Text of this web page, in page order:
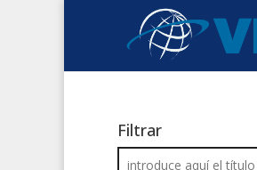
Filtrar